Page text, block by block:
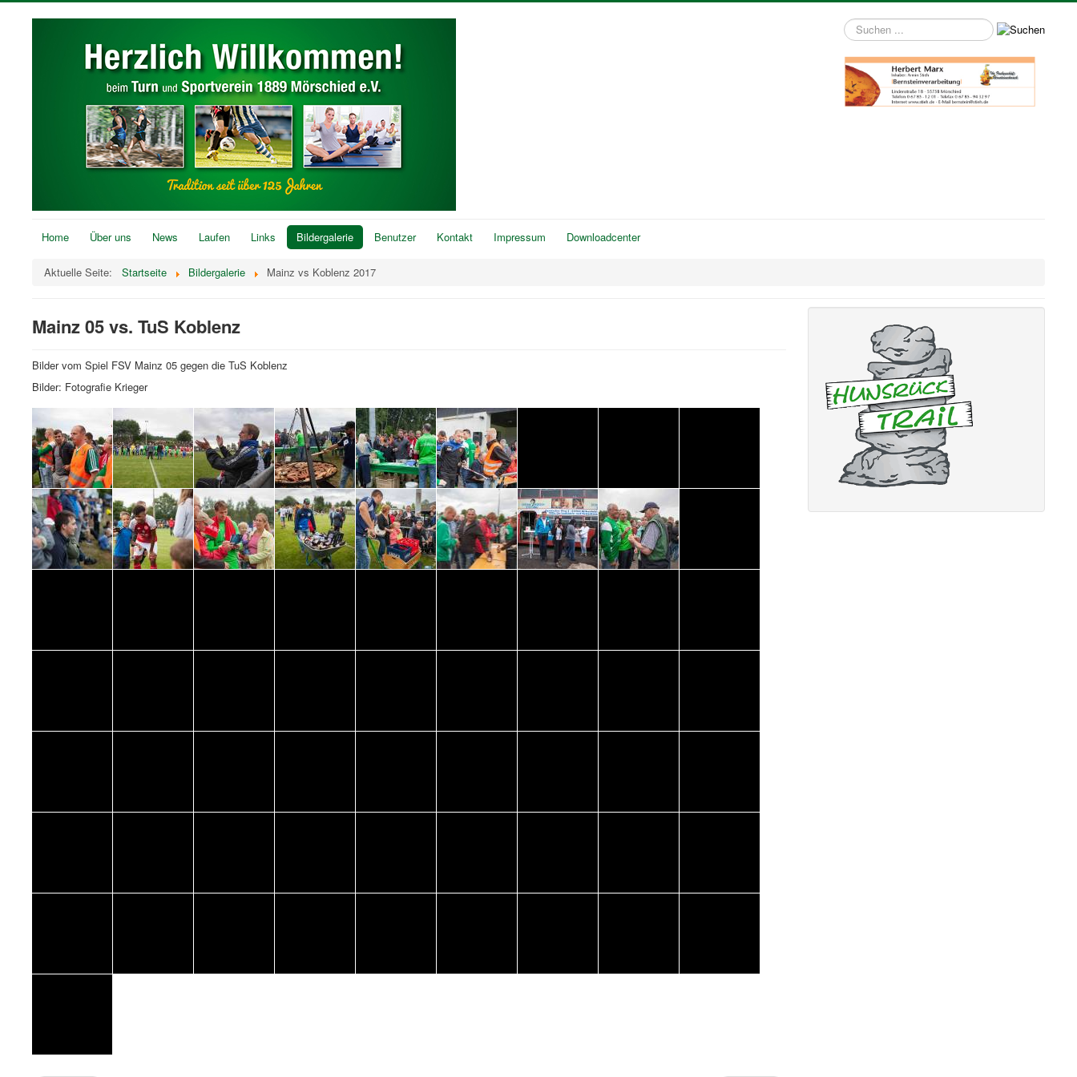
Suchen
...
Home Über uns News Laufen Links Bildergalerie Benutzer Kontakt Impressum Downloadcenter
Aktuelle Seite: Startseite Bildergalerie Mainz vs Koblenz 2017
Mainz 05 vs. TuS Koblenz
Bilder vom Spiel FSV Mainz 05 gegen die TuS Koblenz
Bilder: Fotografie Krieger